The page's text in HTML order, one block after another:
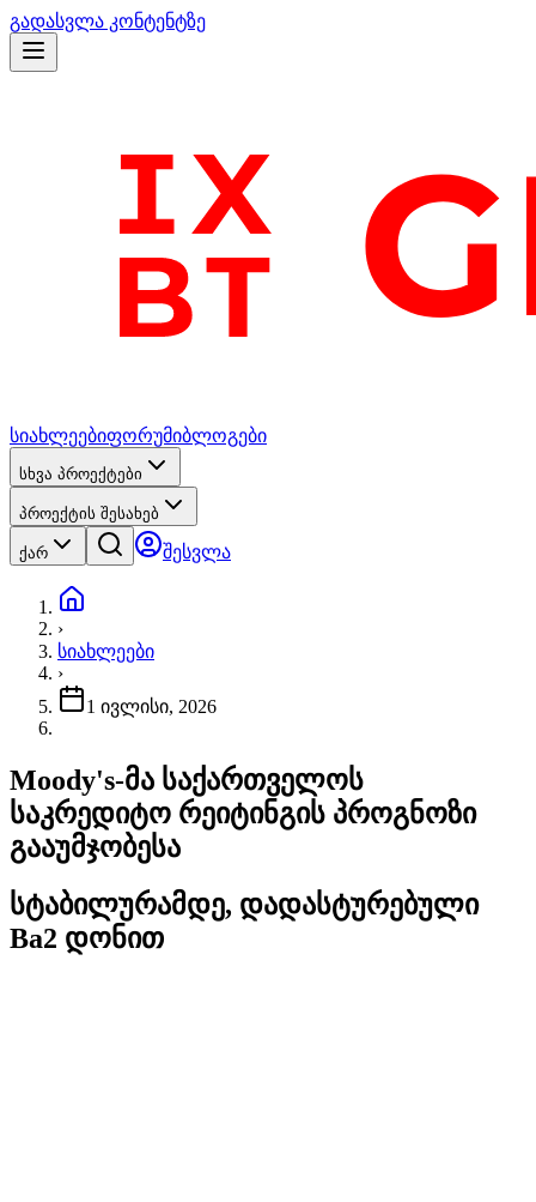
გადასვლა კონტენტზე
სიახლეებიფორუმიბლოგები
სხვა პროექტები
პროექტის შესახებ
ქარ შესვლა
›
სიახლეები
›
1 ივლისი, 2026
Moody's-მა საქართველოს
საკრედიტო რეიტინგის პროგნოზი
გააუმჯობესა
სტაბილურამდე, დადასტურებული
Ba2 დონით